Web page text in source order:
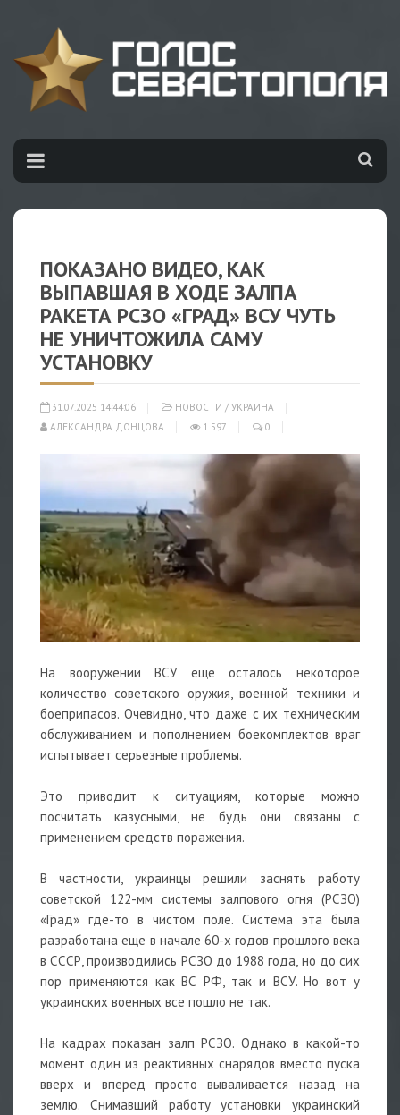
ПОКАЗАНО ВИДЕО, КАК
ВЫПАВШАЯ В ХОДЕ ЗАЛПА
РАКЕТА РСЗО «ГРАД» ВСУ ЧУТЬ
НЕ УНИЧТОЖИЛА САМУ
УСТАНОВКУ
31.07.2025 14:44:06 НОВОСТИ / УКРАИНА
АЛЕКСАНДРА ДОНЦОВА
1 597 0
На вооружении ВСУ еще осталось некоторое
количество советского оружия, военной техники и
боеприпасов. Очевидно, что даже с их техническим
обслуживанием и пополнением боекомплектов враг
испытывает серьезные проблемы.
Это приводит к ситуациям, которые можно
посчитать казусными, не будь они связаны с
применением средств поражения.
В частности, украинцы решили заснять работу
советской 122-мм системы залпового огня (РСЗО)
«Град» где-то в чистом поле. Система эта была
разработана еще в начале 60-х годов прошлого века
в СССР, производились РСЗО до 1988 года, но до сих
пор применяются как ВС РФ, так и ВСУ. Но вот у
украинских военных все пошло не так.
На кадрах показан залп РСЗО. Однако в какой-то
момент один из реактивных снарядов вместо пуска
вверх и вперед просто вываливается назад на
землю. Снимавший работу установки украинский